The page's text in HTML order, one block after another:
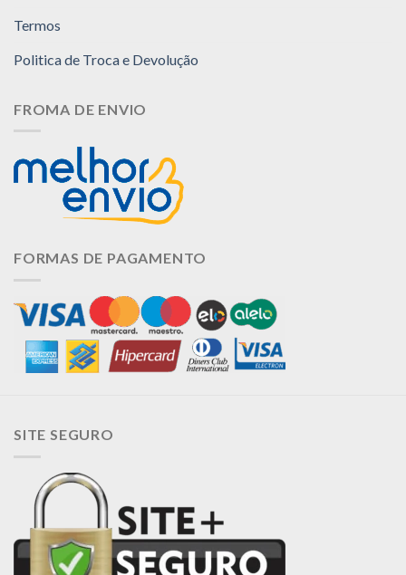
Termos
Politica de Troca e Devolução
FROMA DE ENVIO
FORMAS DE PAGAMENTO
SITE SEGURO